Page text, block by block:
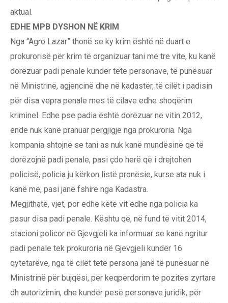
aktual.
EDHE MPB DYSHON NË KRIM
Nga “Agro Lazar” thonë se ky krim është në duart e
prokurorisë për krim të organizuar tani më tre vite, ku kanë
dorëzuar padi penale kundër tetë personave, të punësuar
në Ministrinë, agjencinë dhe në kadastër, të cilët i padisin
për disa vepra penale mes të cilave edhe shoqërim
kriminel. Edhe pse padia është dorëzuar në vitin 2012,
ende nuk kanë pranuar përgjigje nga prokuroria. Nga
kompania shtojnë se tani as nuk kanë mundësinë që të
dorëzojnë padi penale, pasi çdo herë që i drejtohen
policisë, policia ju kërkon listë pronësie, kurse ata nuk i
kanë më, pasi janë fshirë nga Kadastra.
Megjithatë, vjet, por edhe këtë vit edhe nga policia ka
pasur disa padi penale. Kështu që, në fund të vitit 2014,
stacioni policor në Gjevgjeli ka informuar se kanë ngritur
padi penale tek prokuroria në Gjevgjeli kundër 16
qytetarëve, nga të cilët tetë persona janë të punësuar në
Ministrinë për bujqësi, për keqpërdorim të pozitës zyrtare
dh autorizimin, dhe kundër pesë personave juridik, për